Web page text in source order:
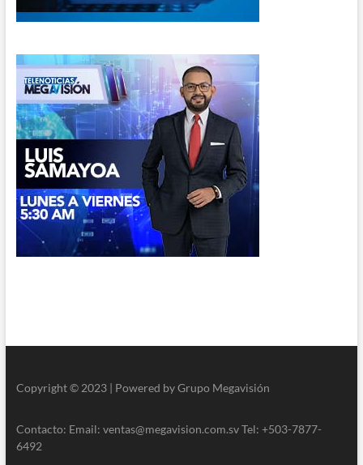
Copyright © 2023 | Powered by Grupo Megavisión
Contacto: Email: ventas@megavision.com.sv Tel: +503-7877-
6492